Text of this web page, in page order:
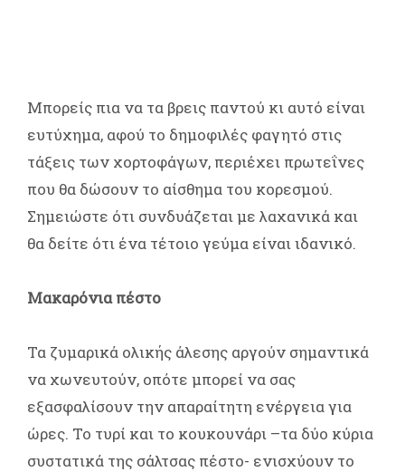
Μπορείς πια να τα βρεις παντού κι αυτό είναι
ευτύχημα, αφού το δημοφιλές φαγητό στις
τάξεις των χορτοφάγων, περιέχει πρωτεΐνες
που θα δώσουν το αίσθημα του κορεσμού.
Σημειώστε ότι συνδυάζεται με λαχανικά και
θα δείτε ότι ένα τέτοιο γεύμα είναι ιδανικό.
Μακαρόνια πέστο
Τα ζυμαρικά ολικής άλεσης αργούν σημαντικά
να χωνευτούν, οπότε μπορεί να σας
εξασφαλίσουν την απαραίτητη ενέργεια για
ώρες. Το τυρί και το κουκουνάρι –τα δύο κύρια
συστατικά της σάλτσας πέστο- ενισχύουν το